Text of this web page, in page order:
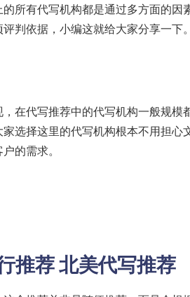
所有代写机构都是通过多方面的因
判依据，小编这就给大家分享一下。
在代写推荐中的代写机构一般规模
选择这里的代写机构根本不用担心
的需求。
推荐 北美代写推荐